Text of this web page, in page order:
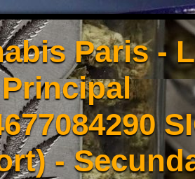
Paris -
-